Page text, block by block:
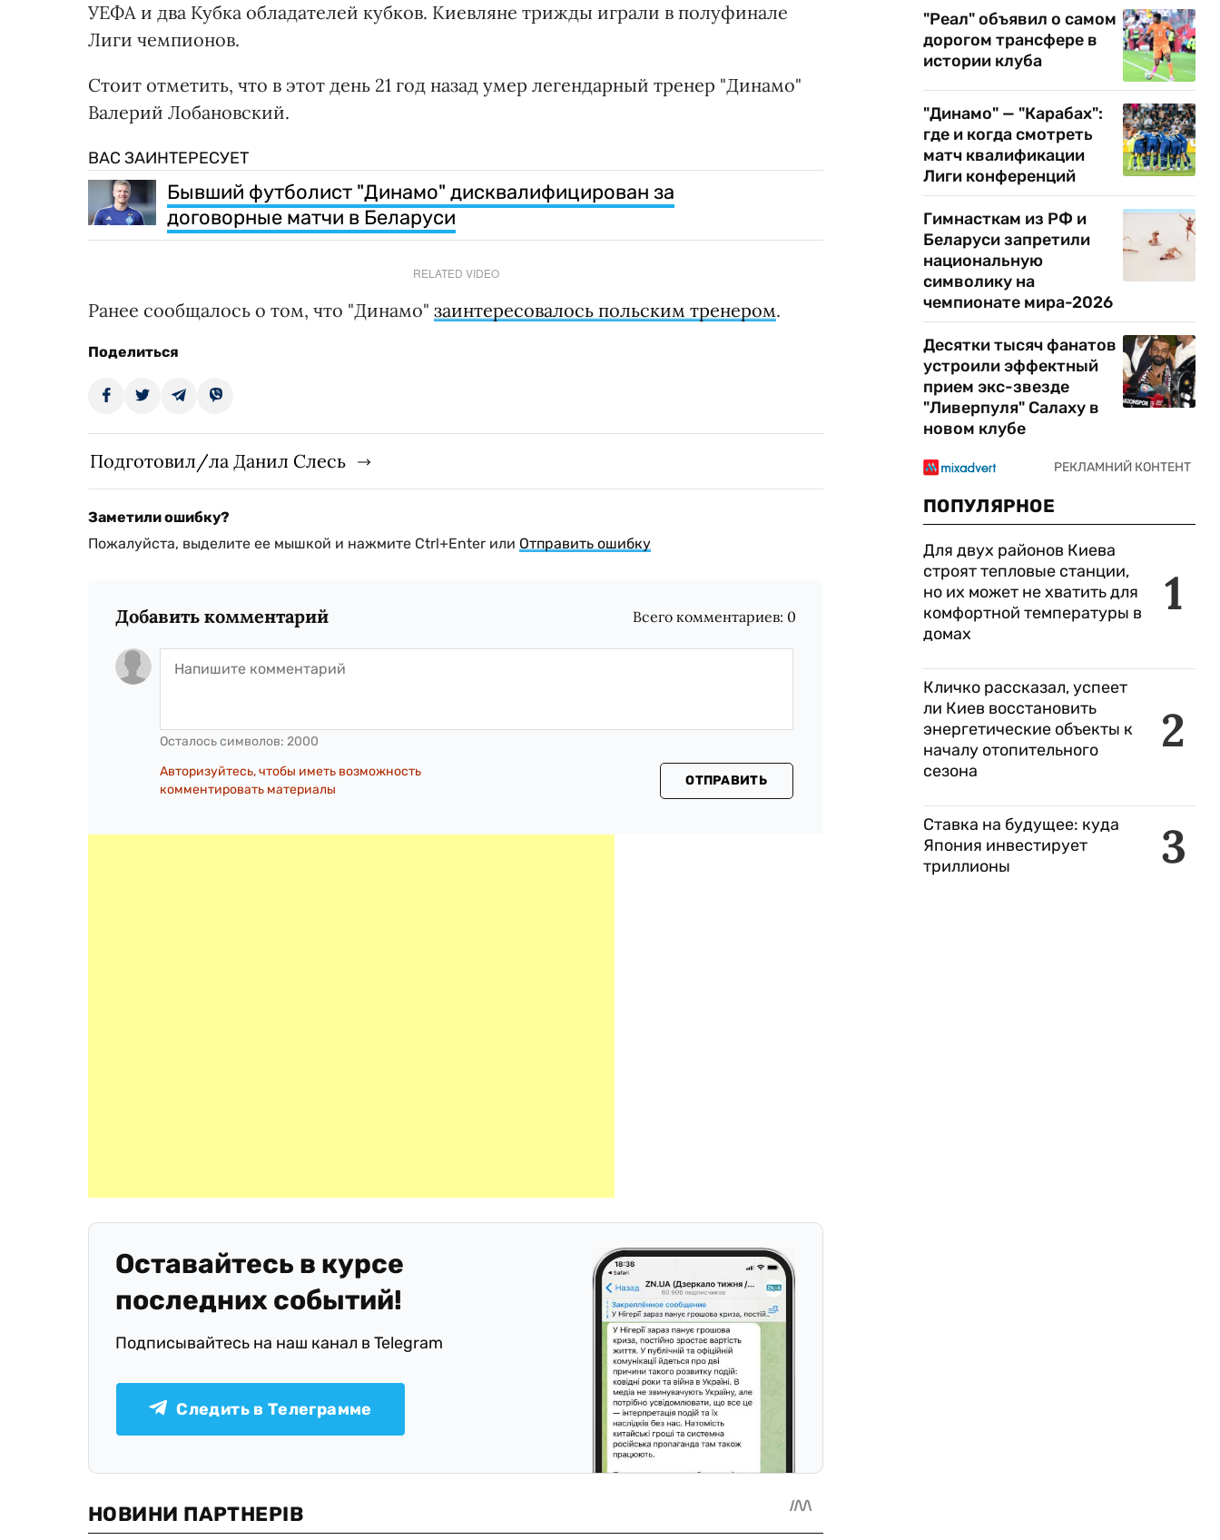
УЕФА и два Кубка обладателей кубков. Киевляне трижды играли в полуфинале
Лиги чемпионов.
Стоит отметить, что в этот день 21 год назад умер легендарный тренер "Динамо"
Валерий Лобановский.
ВАС ЗАИНТЕРЕСУЕТ
Бывший футболист "Динамо" дисквалифицирован за
договорные матчи в Беларуси
RELATED VIDEO
Ранее сообщалось о том, что "Динамо" заинтересовалось польским тренером.
Поделиться
Подготовил/ла Данил Слесь
Заметили ошибку?
Пожалуйста, выделите ее мышкой и нажмите Ctrl+Enter или Отправить ошибку
Добавить комментарий Всего комментариев: 0
Осталось символов: 2000
Авторизуйтесь, чтобы иметь возможность
комментировать материалы
ОТПРАВИТЬ
Оставайтесь в курсе
последних событий!
Подписывайтесь на наш канал в Telegram
Следить в Телеграмме
"Реал" объявил о самом
дорогом трансфере в
истории клуба
"Динамо" — "Карабах":
где и когда смотреть
матч квалификации
Лиги конференций
Гимнасткам из РФ и
Беларуси запретили
национальную
символику на
чемпионате мира-2026
Десятки тысяч фанатов
устроили эффектный
прием экс-звезде
"Ливерпуля" Салаху в
новом клубе
ПОПУЛЯРНОЕ
1
Для двух районов Киева
строят тепловые станции,
но их может не хватить для
комфортной температуры в
домах
2
Кличко рассказал, успеет
ли Киев восстановить
энергетические объекты к
началу отопительного
сезона
3
Ставка на будущее: куда
Япония инвестирует
триллионы